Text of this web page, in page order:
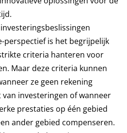
perspectief is het begrijpelijk
criteria hanteren voor
Maar deze criteria kunnen
ze geen rekening
investeringen of wanneer
prestaties op één gebied
ander gebied compenseren.